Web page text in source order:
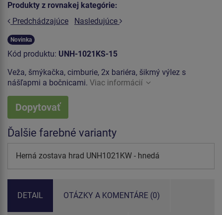
Produkty z rovnakej kategórie:
Predchádzajúce
Nasledujúce
Novinka
Kód produktu: UNH-1021KS-15
Veža, šmýkačka, cimburie, 2x bariéra, šikmý výlez s
nášľapmi a bočnicami. Viac informácií
Dopytovať
Ďalšie farebné varianty
Herná zostava hrad UNH1021KW - hnedá
DETAIL OTÁZKY A KOMENTÁRE (0)